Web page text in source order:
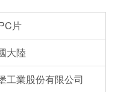
片
大陸
工業股份有限公司